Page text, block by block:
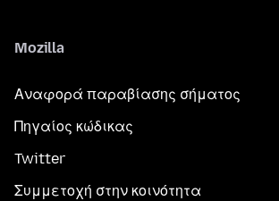
Mozilla
Αναφορά παραβίασης σήματος
Πηγαίος κώδικας
Twitter
Συμμετοχή στην κοινότητα